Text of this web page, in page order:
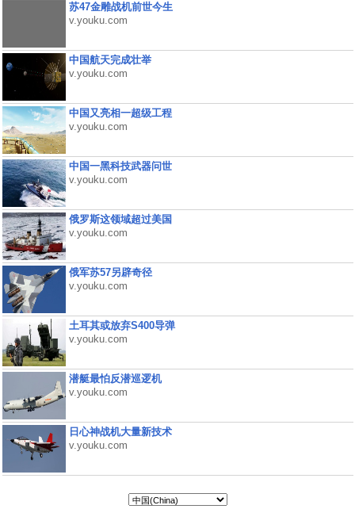
苏47金雕战机前世今生
v.youku.com
中国航天完成壮举
v.youku.com
中国又亮相一超级工程
v.youku.com
中国一黑科技武器问世
v.youku.com
俄罗斯这领域超过美国
v.youku.com
俄军苏57另辟奇径
v.youku.com
土耳其或放弃S400导弹
v.youku.com
潜艇最怕反潜巡逻机
v.youku.com
日心神战机大量新技术
v.youku.com